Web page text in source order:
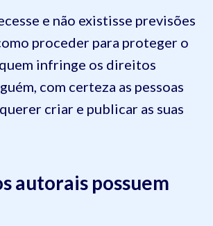
e não existisse previsões
proceder para proteger o
infringe os direitos
com certeza as pessoas
criar e publicar as suas
autorais possuem